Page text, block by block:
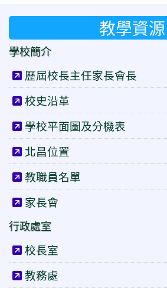
教學資源
學校簡介
歷屆校長主任家長會長
校史沿革
學校平面圖及分機表
北昌位置
教職員名單
家長會
行政處室
校長室
教務處